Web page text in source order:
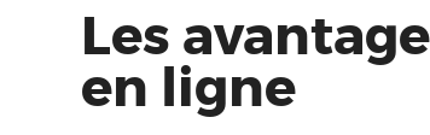
Les
en ligne